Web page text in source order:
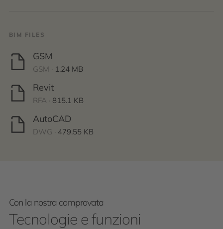
BIM FILES
GSM
GSM · 1.24 MB
Revit
RFA · 815.1 KB
AutoCAD
DWG · 479.55 KB
Con la nostra comprovata
Tecnologie e funzioni